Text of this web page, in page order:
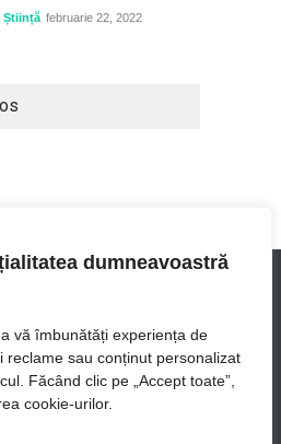
dumneavoastră
vă îmbunătăți experiența de
reclame sau conținut personalizat
Făcând clic pe „Accept toate”,
cookie-urilor.
Știință februarie 22, 2022